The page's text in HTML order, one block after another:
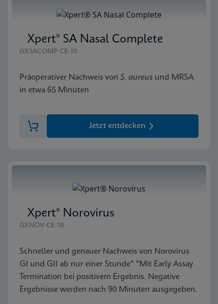
Xpert® SA Nasal Complete
GXSACOMP-CE-10
Präoperativer Nachweis von S. aureus und MRSA
in etwa 65 Minuten
Jetzt entdecken
Xpert® Norovirus
GXNOV-CE-10
Schneller und genauer Nachweis von Norovirus
GI und GII ab nur einer Stunde* *Mit Early Assay
Termination bei positivem Ergebnis. Negative
Ergebnisse werden nach 90 Minuten ausgegeben.